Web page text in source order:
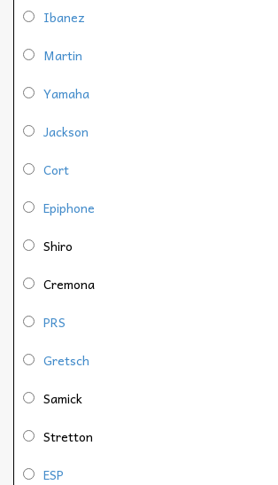
Ibanez
Martin
Yamaha
Jackson
Cort
Epiphone
Shiro
Cremona
PRS
Gretsch
Samick
Stretton
ESP